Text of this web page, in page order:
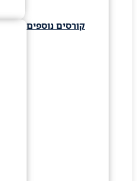
קורסים נוספים